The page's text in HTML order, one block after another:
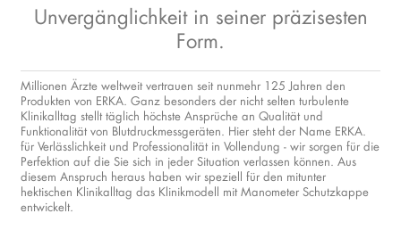
Unvergänglichkeit in seiner präzisesten
Form.
Millionen Ärzte weltweit vertrauen seit nunmehr 125 Jahren den
Produkten von ERKA. Ganz besonders der nicht selten turbulente
Klinikalltag stellt täglich höchste Ansprüche an Qualität und
Funktionalität von Blutdruckmessgeräten. Hier steht der Name ERKA.
für Verlässlichkeit und Professionalität in Vollendung - wir sorgen für die
Perfektion auf die Sie sich in jeder Situation verlassen können. Aus
diesem Anspruch heraus haben wir speziell für den mitunter
hektischen Klinikalltag das Klinikmodell mit Manometer Schutzkappe
entwickelt.